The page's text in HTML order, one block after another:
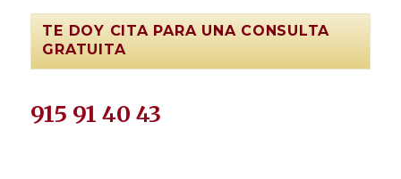
TE DOY CITA PARA UNA CONSULTA
GRATUITA
915 91 40 43